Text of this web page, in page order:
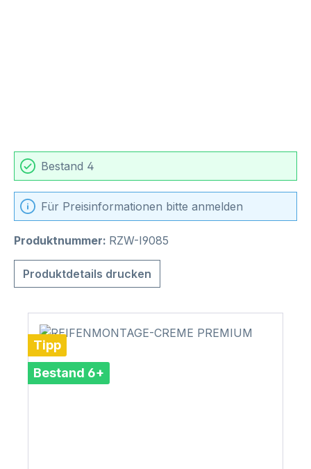
Bestand 4
Für Preisinformationen bitte anmelden
Produktnummer: RZW-I9085
Produktdetails drucken
Tipp
Bestand 6+